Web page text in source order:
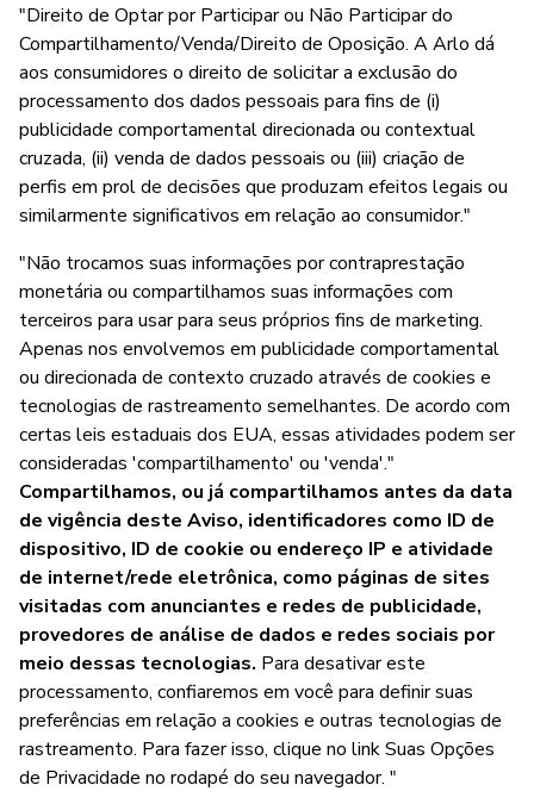
"Direito de Optar por Participar ou Não Participar do
Compartilhamento/Venda/Direito de Oposição. A Arlo dá
aos consumidores o direito de solicitar a exclusão do
processamento dos dados pessoais para fins de (i)
publicidade comportamental direcionada ou contextual
cruzada, (ii) venda de dados pessoais ou (iii) criação de
perfis em prol de decisões que produzam efeitos legais ou
similarmente significativos em relação ao consumidor."
"Não trocamos suas informações por contraprestação
monetária ou compartilhamos suas informações com
terceiros para usar para seus próprios fins de marketing.
Apenas nos envolvemos em publicidade comportamental
ou direcionada de contexto cruzado através de cookies e
tecnologias de rastreamento semelhantes. De acordo com
certas leis estaduais dos EUA, essas atividades podem ser
consideradas 'compartilhamento' ou 'venda'."
Compartilhamos, ou já compartilhamos antes da data
de vigência deste Aviso, identificadores como ID de
dispositivo, ID de cookie ou endereço IP e atividade
de internet/rede eletrônica, como páginas de sites
visitadas com anunciantes e redes de publicidade,
provedores de análise de dados e redes sociais por
meio dessas tecnologias. Para desativar este
processamento, confiaremos em você para definir suas
preferências em relação a cookies e outras tecnologias de
rastreamento. Para fazer isso, clique no link Suas Opções
de Privacidade no rodapé do seu navegador. "